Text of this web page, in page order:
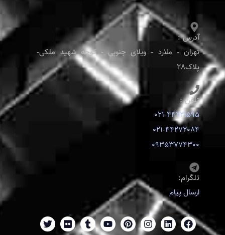
آدرس :
تهران - ملارد - ویلای جنوبی - کوچه شهید ملکی-
پلاک28
تلفن :
021-44221595
021-44272084
09353774300
تلگرام:
ارسال پیام